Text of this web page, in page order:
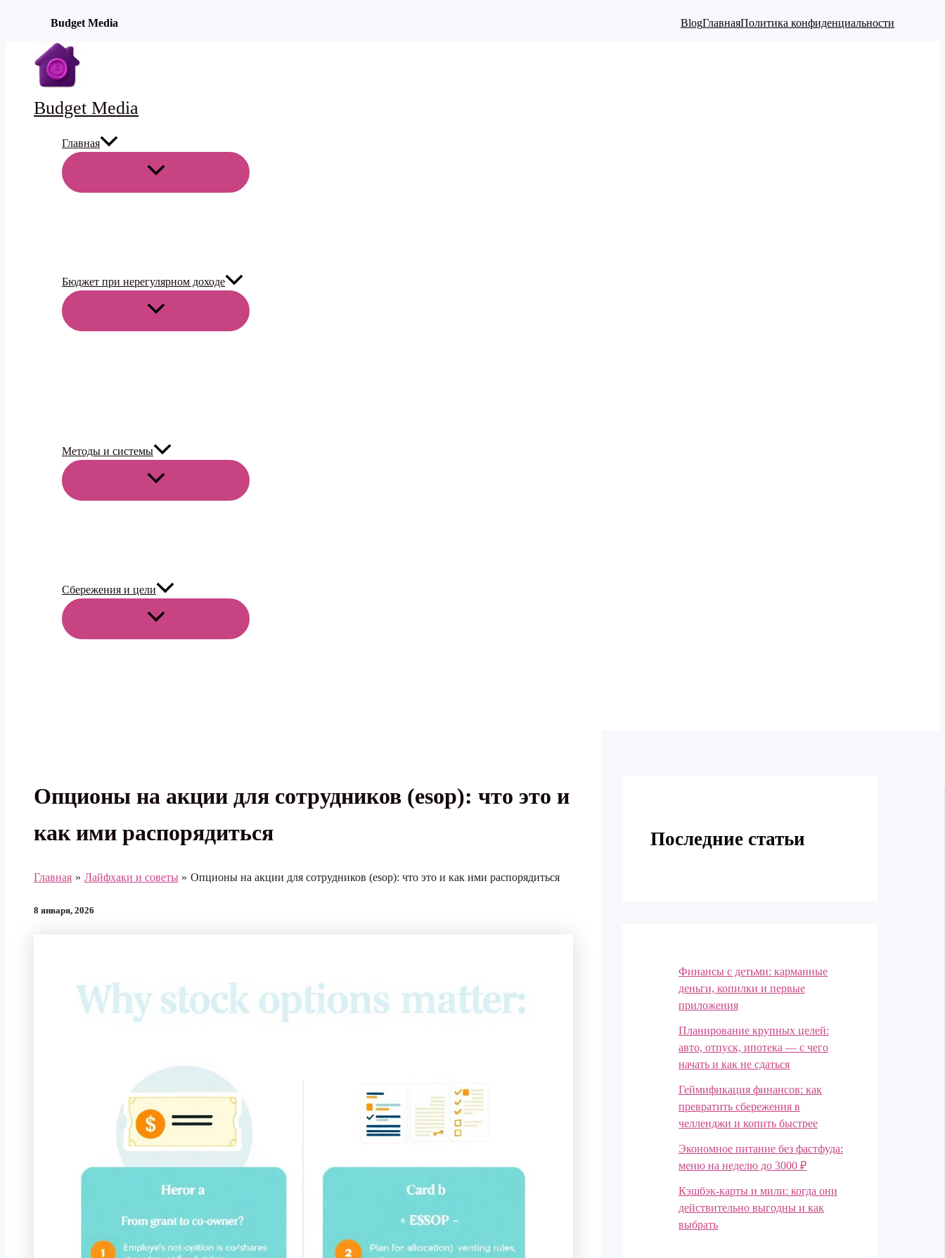
Budget Media BlogГлавнаяПолитика конфиденциальности
Перейти
содержимому
Budget Media
Главная
ПЕРЕКЛЮЧАТЕЛЬ
Бюджет при нерегулярном доходе
ПЕРЕКЛЮЧАТЕЛЬ
Методы и системы
ПЕРЕКЛЮЧАТЕЛЬ
Сбережения и цели
ПЕРЕКЛЮЧАТЕЛЬ
Опционы на акции для сотрудников (esop): что это и
как ими распорядиться
Главная Лайфхаки и советы Опционы на акции для сотрудников (esop): что это и как ими распорядиться
8 января, 2026
Последние статьи
Финансы с детьми: карманные
деньги, копилки и первые
приложения
Планирование крупных целей:
авто, отпуск, ипотека — с чего
начать и как не сдаться
Геймификация финансов: как
превратить сбережения в
челленджи и копить быстрее
Экономное питание без фастфуда:
меню на неделю до 3000 ₽
Кэшбэк-карты и мили: когда они
действительно выгодны и как
выбрать